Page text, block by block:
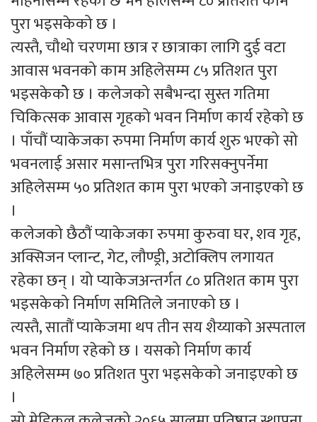
पुरा भइसकेको छ ।
त्यस्तै, चौथो चरणमा छात्र र छात्राका लागि दुई वटा
आवास भवनको काम अहिलेसम्म ८५ प्रतिशत पुरा
भइसकेकोे छ । कलेजको सबैभन्दा सुस्त गतिमा
चिकित्सक आवास गृहको भवन निर्माण कार्य रहेको छ
। पाँचौं प्याकेजका रुपमा निर्माण कार्य शुरु भएको सो
भवनलाई असार मसान्तभित्र पुरा गरिसक्नुपर्नेमा
अहिलेसम्म ५० प्रतिशत काम पुरा भएको जनाइएको छ
।
कलेजको छैठौं प्याकेजका रुपमा कुरुवा घर, शव गृह,
अक्सिजन प्लान्ट, गेट, लौण्ड्री, अटोक्लिप लगायत
रहेका छन् । यो प्याकेजअन्तर्गत ८० प्रतिशत काम पुरा
भइसकेको निर्माण समितिले जनाएको छ ।
त्यस्तै, सातौं प्याकेजमा थप तीन सय शैय्याको अस्पताल
भवन निर्माण रहेको छ । यसको निर्माण कार्य
अहिलेसम्म ७० प्रतिशत पुरा भइसकेको जनाइएको छ
।